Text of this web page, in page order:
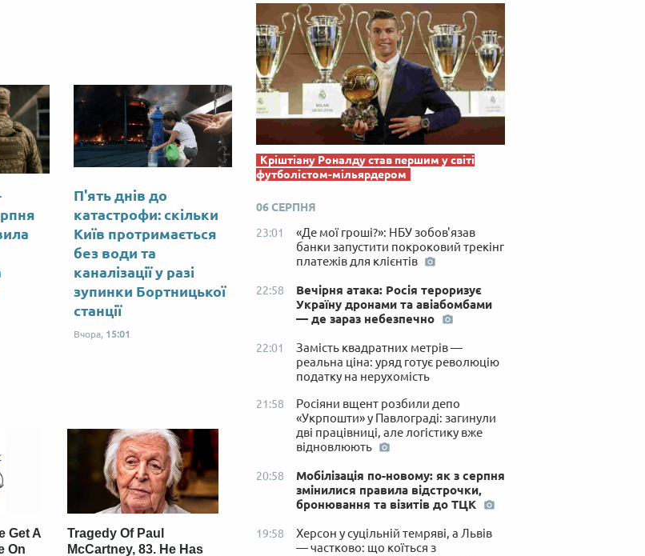
П'ять днів до
катастрофи: скільки
Київ протримається
без води та
каналізації у разі
зупинки Бортницької
станції
Вчора, 15:01
Get A
On
Tragedy Of Paul
McCartney, 83. He Has
Кріштіану Роналду став першим у світі
футболістом-мільярдером
06 СЕРПНЯ
23:01
«Де мої гроші?»: НБУ зобов'язав
банки запустити покроковий трекінг
платежів для клієнтів
22:58
Вечірня атака: Росія тероризує
Україну дронами та авіабомбами
— де зараз небезпечно
22:01
Замість квадратних метрів —
реальна ціна: уряд готує революцію
податку на нерухомість
21:58
Росіяни вщент розбили депо
«Укрпошти» у Павлограді: загинули
дві працівниці, але логістику вже
відновлюють
20:58
Мобілізація по-новому: як з серпня
змінилися правила відстрочки,
бронювання та візитів до ТЦК
19:58
Херсон у суцільній темряві, а Львів
— частково: що коїться з